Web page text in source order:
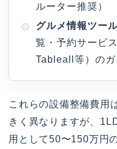
ルーター推奨）
グルメ情報ツー
覧・予約サービ
Tableall等）の
これらの設備整備費用
きく異なりますが、
用として50〜150万円